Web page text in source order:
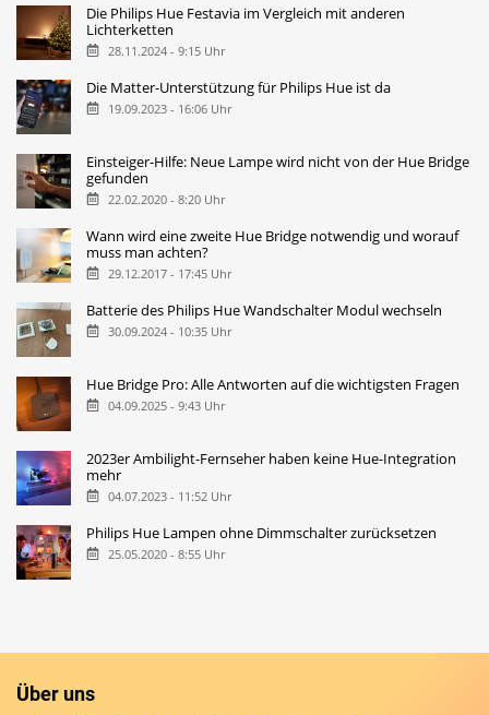
Die Philips Hue Festavia im Vergleich mit anderen
Lichterketten
28.11.2024 - 9:15 Uhr
Die Matter-Unterstützung für Philips Hue ist da
19.09.2023 - 16:06 Uhr
Einsteiger-Hilfe: Neue Lampe wird nicht von der Hue Bridge
gefunden
22.02.2020 - 8:20 Uhr
Wann wird eine zweite Hue Bridge notwendig und worauf
muss man achten?
29.12.2017 - 17:45 Uhr
Batterie des Philips Hue Wandschalter Modul wechseln
30.09.2024 - 10:35 Uhr
Hue Bridge Pro: Alle Antworten auf die wichtigsten Fragen
04.09.2025 - 9:43 Uhr
2023er Ambilight-Fernseher haben keine Hue-Integration
mehr
04.07.2023 - 11:52 Uhr
Philips Hue Lampen ohne Dimmschalter zurücksetzen
25.05.2020 - 8:55 Uhr
Über uns